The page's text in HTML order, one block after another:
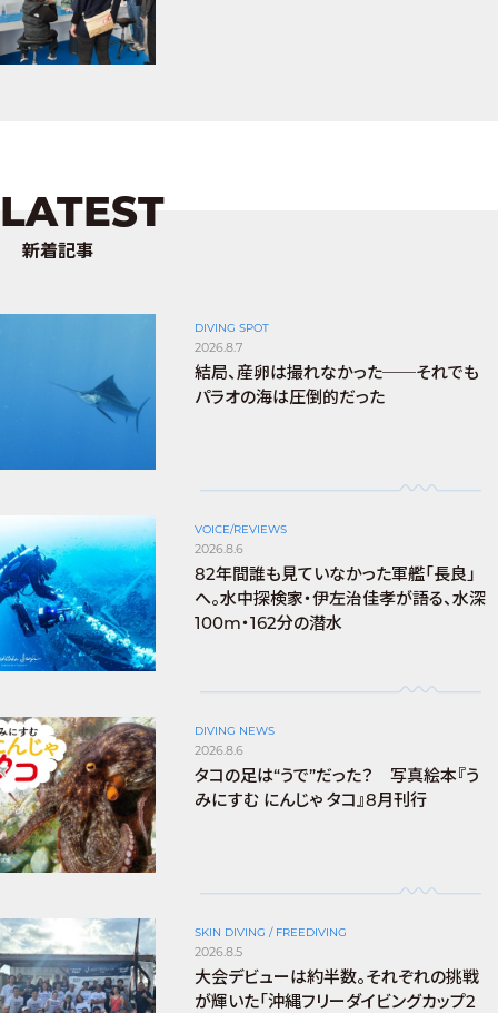
LATEST
新着記事
DIVING SPOT
2026.8.7
結局、産卵は撮れなかった──それでも
パラオの海は圧倒的だった
VOICE/REVIEWS
2026.8.6
82年間誰も見ていなかった軍艦「長良」
へ。水中探検家・伊左治佳孝が語る、水深
100m・162分の潜水
DIVING NEWS
2026.8.6
タコの足は“うで”だった？ 写真絵本『う
みにすむ にんじゃ タコ』8月刊行
SKIN DIVING / FREEDIVING
2026.8.5
大会デビューは約半数。それぞれの挑戦
が輝いた「沖縄フリーダイビングカップ2